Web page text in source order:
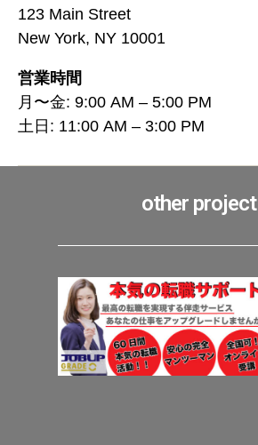
123 Main Street
New York, NY 10001
営業時間
月〜金: 9:00 AM – 5:00 PM
土日: 11:00 AM – 3:00 PM
other project